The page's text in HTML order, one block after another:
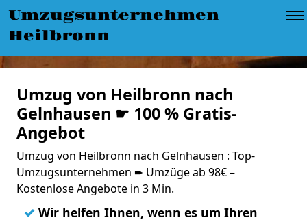
Umzugsunternehmen
Heilbronn
Umzug von Heilbronn nach
Gelnhausen ☛ 100 % Gratis-
Angebot
Umzug von Heilbronn nach Gelnhausen : Top-
Umzugsunternehmen ➨ Umzüge ab 98€ –
Kostenlose Angebote in 3 Min.
✓ Wir helfen Ihnen, wenn es um Ihren